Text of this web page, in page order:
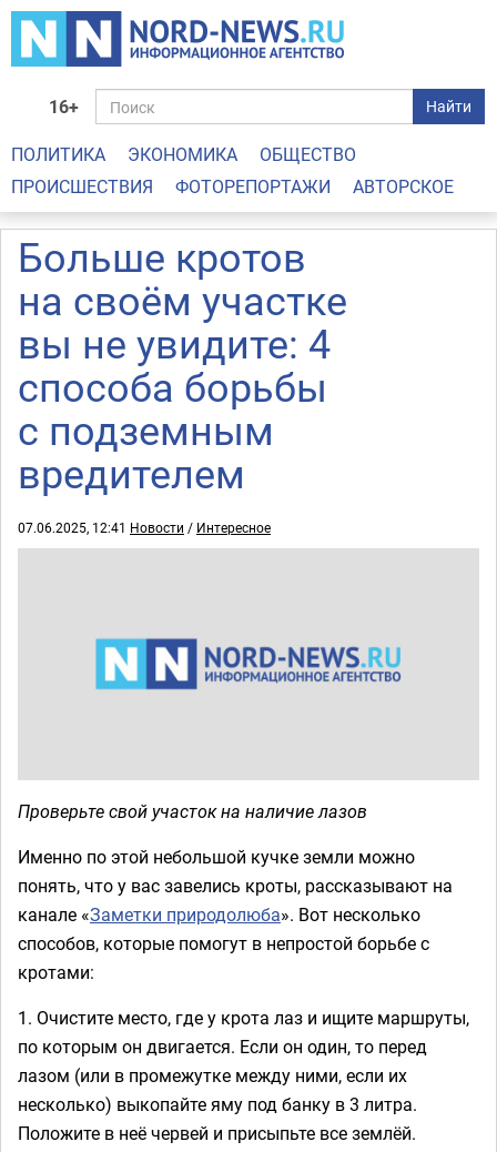
16+ Найти
ПОЛИТИКА ЭКОНОМИКА
ОБЩЕСТВО
ПРОИСШЕСТВИЯ
ФОТОРЕПОРТАЖИ АВТОРСКОЕ
Больше кротов
на своём участке
вы не увидите: 4
способа борьбы
с подземным
вредителем
07.06.2025, 12:41 Новости / Интересное
Проверьте свой участок на наличие лазов
Именно по этой небольшой кучке земли можно
понять, что у вас завелись кроты, рассказывают на
канале «Заметки природолюба». Вот несколько
способов, которые помогут в непростой борьбе с
кротами:
1. Очистите место, где у крота лаз и ищите маршруты,
по которым он двигается. Если он один, то перед
лазом (или в промежутке между ними, если их
несколько) выкопайте яму под банку в 3 литра.
Положите в неё червей и присыпьте все землёй.